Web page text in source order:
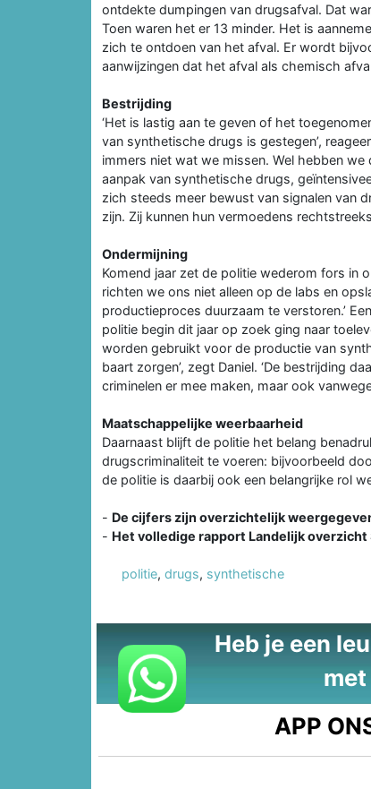
ontdekte dumpingen van drugsafval. Dat
Toen waren het er 13 minder. Het is
zich te ontdoen van het afval. Er wordt
aanwijzingen dat het afval als chemisch
Bestrijding
‘Het is lastig aan te geven of het
van synthetische drugs is gestegen’,
immers niet wat we missen. Wel hebben
aanpak van synthetische drugs,
zich steeds meer bewust van signalen van
zijn. Zij kunnen hun vermoedens
Ondermijning
Komend jaar zet de politie wederom fors in
richten we ons niet alleen op de labs en
productieproces duurzaam te verstoren.’
politie begin dit jaar op zoek ging naar
worden gebruikt voor de productie van
baart zorgen’, zegt Daniel. ‘De bestrijding
criminelen er mee maken, maar ook
Maatschappelijke weerbaarheid
Daarnaast blijft de politie het belang
drugscriminaliteit te voeren: bijvoorbeeld
de politie is daarbij ook een belangrijke rol
- De cijfers zijn overzichtelijk
- Het volledige rapport Landelijk
politie, drugs, synthetische
Heb je een
APP